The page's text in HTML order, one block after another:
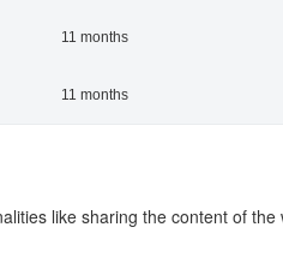
11 months
11 months
like sharing the content of